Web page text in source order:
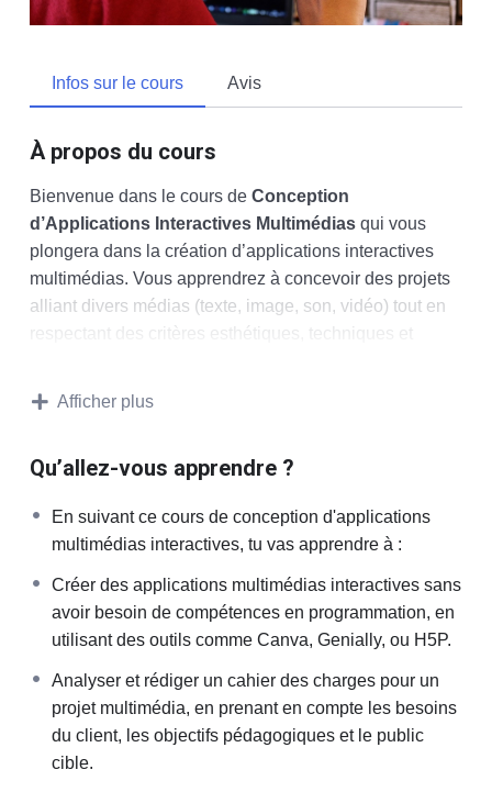
Infos sur le cours Avis
À propos du cours
Bienvenue dans le cours de Conception
d’Applications Interactives Multimédias qui vous
plongera dans la création d’applications interactives
multimédias. Vous apprendrez à concevoir des projets
alliant divers médias (texte, image, son, vidéo) tout en
respectant des critères esthétiques, techniques et
Finalités du cours :
Ce cours a pour but de vous permettre :
Développement de compétences générales et
transférables: Vous apprendrez à analyser et à
pour créer une application interactive efficace.
Prise de décision: Vous devrez prendre des
décisions tout au long du processus de
conception et assumer vos choix dans le cadre
d’une production donnée.
Culture qualité: Une grande attention sera
portée à l’aspect visuel et à l’expression
Afficher plus
Qu’allez-vous apprendre ?
En suivant ce cours de conception d'applications
multimédias interactives, tu vas apprendre à :
Créer des applications multimédias interactives sans
avoir besoin de compétences en programmation, en
utilisant des outils comme Canva, Genially, ou H5P.
Analyser et rédiger un cahier des charges pour un
projet multimédia, en prenant en compte les besoins
du client, les objectifs pédagogiques et le public
cible.